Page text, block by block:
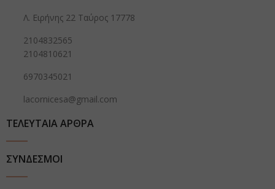
Λ. Ειρήνης 22 Ταύρος 17778
2104832565
2104810621
6970345021
lacornicesa@gmail.com
ΤΕΛΕΥΤΑΙΑ ΑΡΘΡΑ
ΣΥΝΔΕΣΜΟΙ